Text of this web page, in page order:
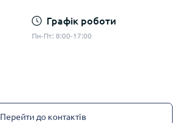
Графік роботи
Пн-Пт: 8:00-17:00
Перейти до контактів